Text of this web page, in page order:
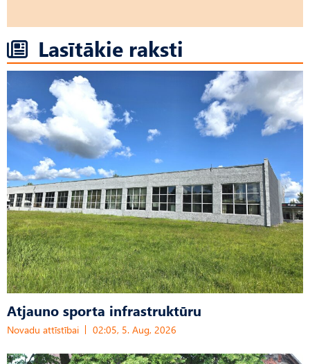
Lasītākie raksti
Atjauno sporta infrastruktūru
Novadu attīstībai 02:05, 5. Aug, 2026